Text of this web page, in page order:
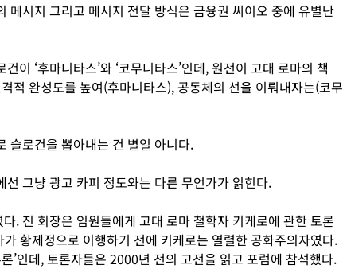
메시지 그리고 메시지 전달 방식은 금융권 씨이오 중에 유별난
이 ‘후마니타스’와 ‘코무니타스’인데, 원전이 고대 로마의 책
격적 완성도를 높여(후마니타스), 공동체의 선을 이뤄내자는(코무
슬로건을 뽑아내는 건 별일 아니다.
선 그냥 광고 카피 정도와는 다른 무언가가 읽힌다.
. 진 회장은 임원들에게 고대 로마 철학자 키케로에 관한 토론
황제정으로 이행하기 전에 키케로는 열렬한 공화주의자였다.
’인데, 토론자들은 2000년 전의 고전을 읽고 포럼에 참석했다.